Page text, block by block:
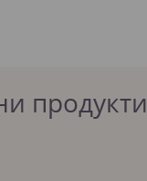
продукти